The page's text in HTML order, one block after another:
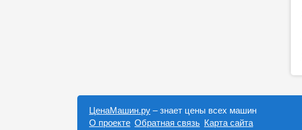
ЦенаМашин.ру – знает цены всех машин
О проекте Обратная связь Карта сайта